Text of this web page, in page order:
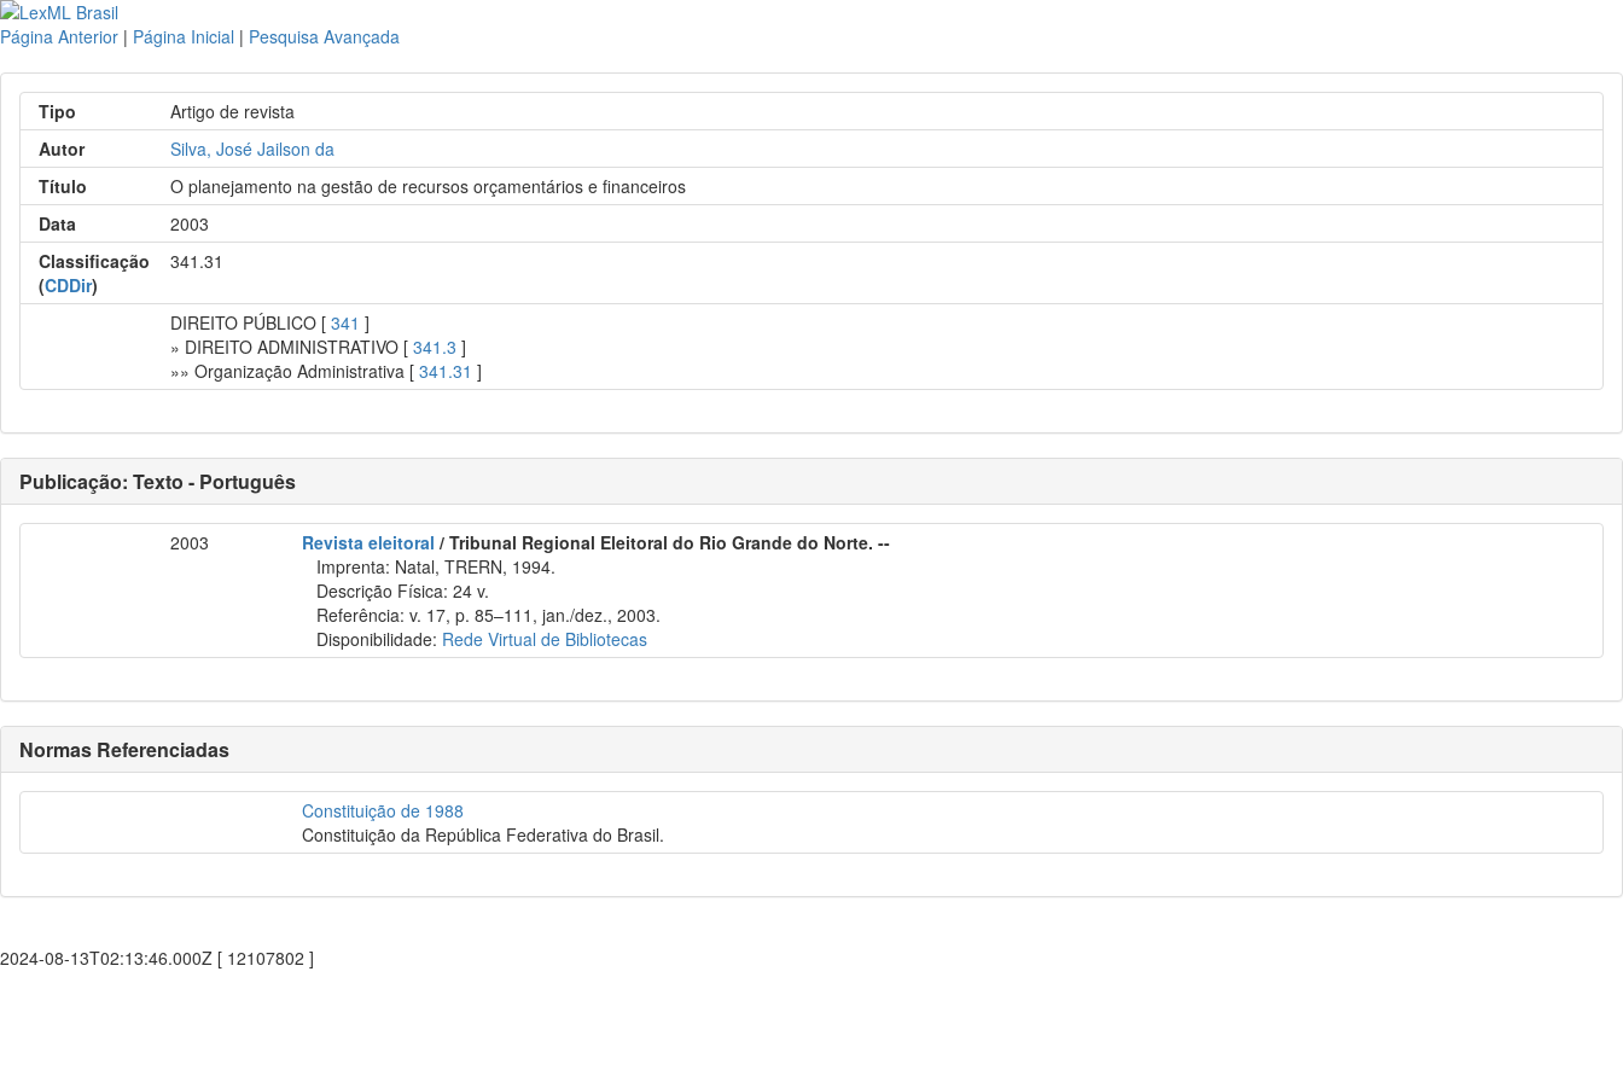
Página Anterior | Página Inicial | Pesquisa Avançada
Tipo
Artigo de revista
Autor
Silva, José Jailson da
Título
O planejamento na gestão de recursos orçamentários e financeiros
Data
2003
Classificação
(CDDir)
341.31
DIREITO PÚBLICO [341 ]
» DIREITO ADMINISTRATIVO [341.3 ]
»» Organização Administrativa [341.31 ]
Publicação: Texto - Português
2003 Revista eleitoral / Tribunal Regional Eleitoral do Rio Grande do Norte. --
Imprenta: Natal, TRERN, 1994.
Descrição Física: 24 v.
Referência: v. 17, p. 85–111, jan./dez., 2003.
Disponibilidade: Rede Virtual de Bibliotecas
Normas Referenciadas
Constituição de 1988
Constituição da República Federativa do Brasil.
2024-08-13T02:13:46.000Z [ 12107802 ]